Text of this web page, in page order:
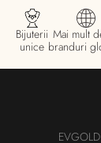
Bijuterii
unice
Mai mult
branduri